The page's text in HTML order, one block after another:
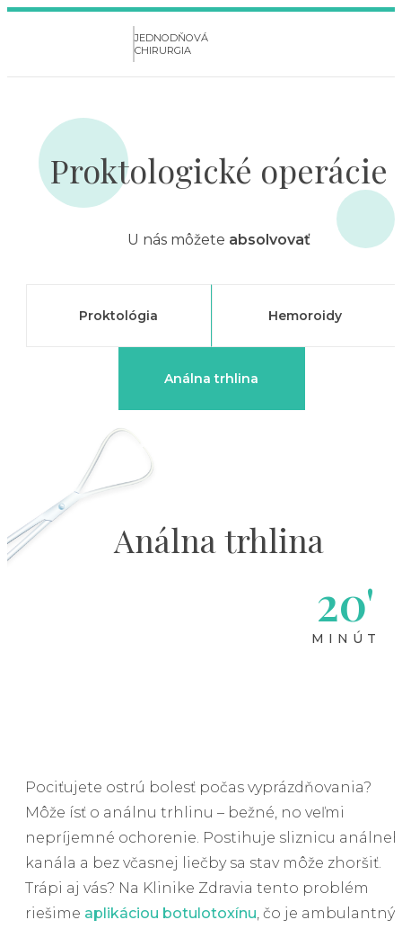
JEDNODŇOVÁ
CHIRURGIA
Proktologické operácie
U nás môžete absolvovať
Proktológia Hemoroidy
Análna trhlina
Análna trhlina
20'
MINÚT
Pociťujete ostrú bolesť počas vyprázdňovania?
Môže ísť o análnu trhlinu – bežné, no veľmi
nepríjemné ochorenie. Postihuje sliznicu
kanála a bez včasnej liečby sa stav môže zhoršiť.
Trápi aj vás? Na Klinike Zdravia tento problém
riešime aplikáciou botulotoxínu, čo je ambulantný